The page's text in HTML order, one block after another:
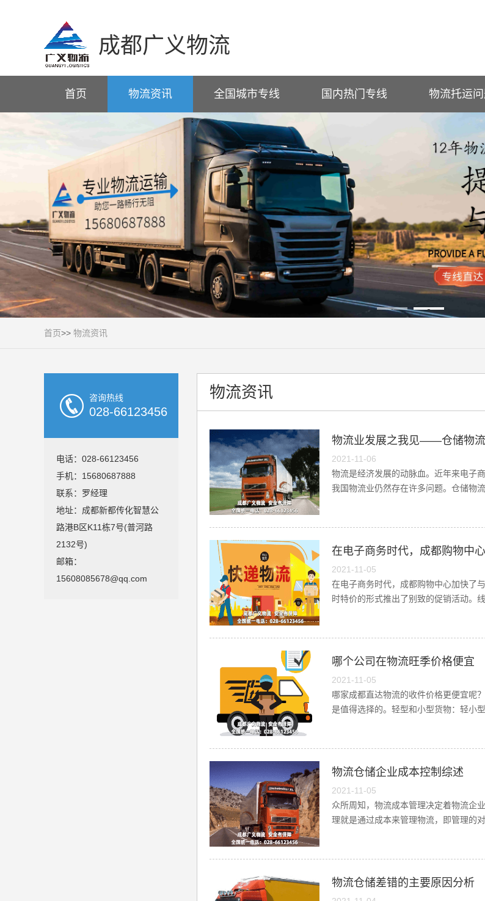
成都广义物流
首页 物流资讯 全国城市专线 国内热门专线 物流托运
1 2
首页>> 物流资讯
咨询热线
028-66123456
电话：028-66123456
手机：15680687888
联系：罗经理
地址：成都新都传化智慧公
路港B区K11栋7号(普河路
2132号)
邮箱：
15608085678@qq.com
物流资讯
物流业发展之我见——仓储物
2021-11-06
物流是经济发展的动脉血。近年来电子
我国物流业仍然存在许多问题。仓储物
在电子商务时代，成都购物中
2021-11-05
在电子商务时代，成都购物中心加快了
时特价的形式推出了别致的促销活动。
哪个公司在物流旺季价格便宜
2021-11-05
哪家成都直达物流的收件价格更便宜呢
是值得选择的。轻型和小型货物：轻小
物流仓储企业成本控制综述
2021-11-05
众所周知，物流成本管理决定着物流企
理就是通过成本来管理物流，即管理的
物流仓储差错的主要原因分析